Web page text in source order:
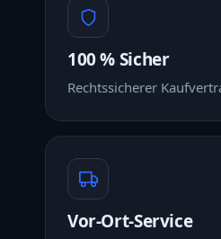
100 % Sicher
Rechtssicherer
Vor-Ort-Service